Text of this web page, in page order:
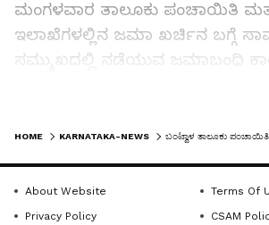
ಮಂಗಳವಾರ ತಾಲೂಕು ಪಂಚಾಯಿತಿ
ಇಲಾಖೆಗಳಲ್ಲಿನ ಜಮಾ ಖರ್ಚಿನ ಬಗ್ಗೆ
ಸಮ್ಮುಖದಲ್ಲಿ ನಡೆಯುವ ಜಮಾಬಂಧಿ
ಯೋಜನೆಗಳ ಅನುಷ್ಠಾನ ಸಂದರ್ಭ
ಮಾಡುವುದಲ್ಲದೆ, ತಾ.ಪಂ. ಮತ್ತು ಇತರ
ಇಲಾಖೆಗಳಲ್ಲಿನ ಕಾರ್ಯಕ್ರಮಗಳು ಖರ್ಚು
HOME KARNATAKA-NEWS ಬಂಟ್ವಾಳ ತಾಲೂಕು
About Website
Terms Of
Privacy Policy
CSAM